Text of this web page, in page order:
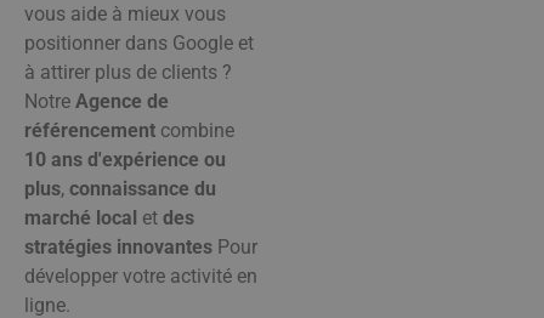
vous aide à mieux vous
positionner dans Google et
à attirer plus de clients ?
Notre Agence de
référencement combine
10 ans d'expérience ou
plus, connaissance du
marché local et des
stratégies innovantes Pour
développer votre activité en
ligne.